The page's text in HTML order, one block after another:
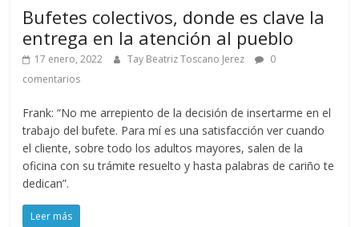
Bufetes colectivos, donde es clave la
entrega en la atención al pueblo
17 enero, 2022 Tay Beatriz Toscano Jerez
0
comentarios
Frank: “No me arrepiento de la decisión de insertarme en el
trabajo del bufete. Para mí es una satisfacción ver cuando
el cliente, sobre todo los adultos mayores, salen de la
oficina con su trámite resuelto y hasta palabras de cariño te
dedican”.
Leer más